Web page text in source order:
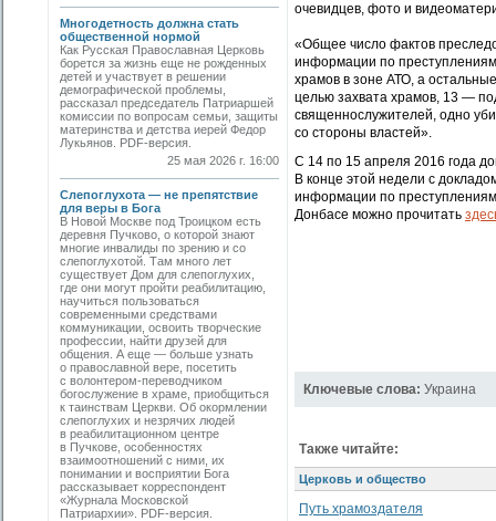
Многодетность должна стать
общественной нормой
Как Русская Православная Церковь
борется за жизнь еще не рожденных
детей и участвует в решении
демографической проблемы,
рассказал председатель Патриаршей
комиссии по вопросам семьи, защиты
материнства и детства иерей Федор
Лукьянов. PDF-версия.
25 мая 2026 г. 16:00
Слепоглухота — не препятствие
для веры в Бога
В Новой Москве под Троицком есть
деревня Пучково, о которой знают
многие инвалиды по зрению и со
слепоглухотой. Там много лет
существует Дом для слепоглухих,
где они могут пройти реабилитацию,
научиться пользоваться
современными средствами
коммуникации, освоить творческие
профессии, найти друзей для
общения. А еще — больше узнать
о православной вере, посетить
с волонтером-переводчиком
богослужение в храме, приобщиться
к таинствам Церкви. Об окормлении
слепоглухих и незрячих людей
в реабилитационном центре
в Пучкове, особенностях
взаимоотношений с ними, их
понимании и восприятии Бога
рассказывает корреспондент
«Журнала Московской
Патриархии». PDF-версия.
очевидцев, фото и
«Общее число фактов
информации по преступлениям
храмов в зоне АТО, а
целью захвата храмов, 13 —
священнослужителей, одно
со стороны властей».
С 14 по 15 апреля 2016 года
В конце этой недели с
информации по
Донбасе можно прочитать
Ключевые слова: Украина
Также читайте:
Церковь и общество
Путь храмоздателя